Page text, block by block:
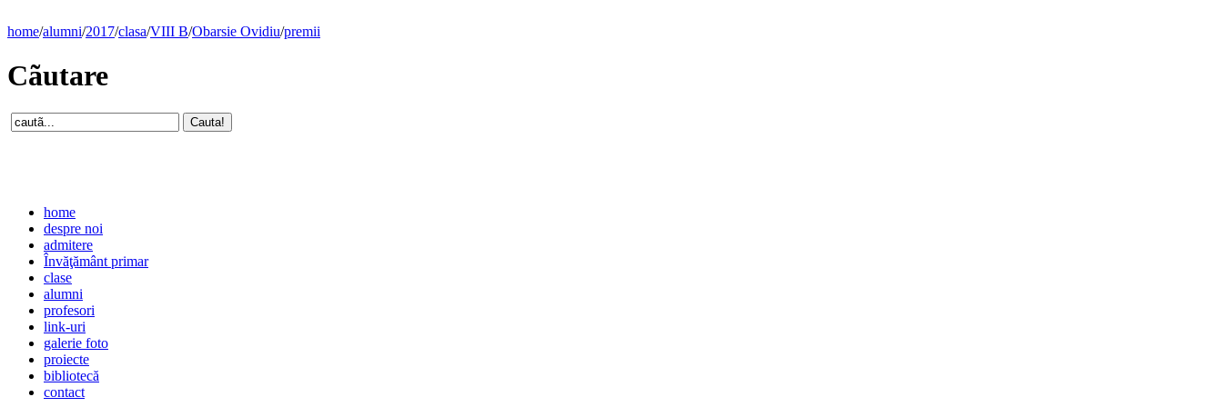
home/alumni/2017/clasa/VIII B/Obarsie Ovidiu/premii
Cãutare
home
despre noi
admitere
Învăţământ primar
clase
alumni
profesori
link-uri
galerie foto
proiecte
bibliotecă
contact